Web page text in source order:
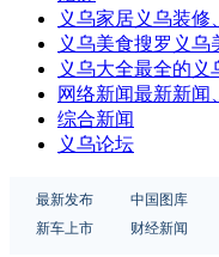
义乌家居义乌装修
义乌美食搜罗义乌
义乌大全最全的义
网络新闻最新新闻
综合新闻
义乌论坛
最新发布 中国图库
新车上市
财经新闻